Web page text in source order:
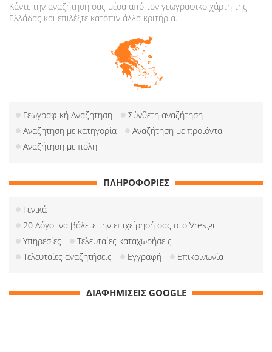
Κάντε την αναζήτησή σας μέσα από τον γεωγραφικό χάρτη της
Ελλάδας και επιλέξτε κατόπιν άλλα κριτήρια.
Γεωγραφική Αναζήτηση
Σύνθετη αναζήτηση
Αναζήτηση με κατηγορία
Αναζήτηση με προιόντα
Αναζήτηση με πόλη
ΠΛΗΡΟΦΟΡΙΕΣ
Γενικά
20 Λόγοι να βάλετε την επιχείρησή σας στο Vres.gr
Υπηρεσίες
Τελευταίες καταχωρήσεις
Τελευταίες αναζητήσεις
Εγγραφή Επικοινωνία
ΔΙΑΦΗΜΙΣΕΙΣ GOOGLE